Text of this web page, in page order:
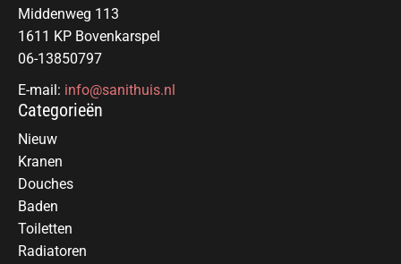
Middenweg 113
1611 KP Bovenkarspel
06-13850797
E-mail: info@sanithuis.nl
Categorieën
Nieuw
Kranen
Douches
Baden
Toiletten
Radiatoren